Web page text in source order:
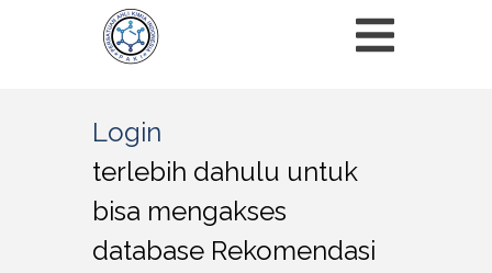
Login
terlebih dahulu untuk
bisa mengakses
database Rekomendasi